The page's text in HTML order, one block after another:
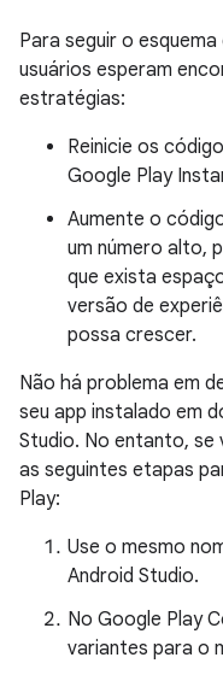
Para seguir o
usuários esperam
estratégias:
Reinicie os
Google Play
Aumente o
um número alto,
que exista
versão de
possa crescer.
Não há problema em
seu app instalado em
Studio. No entanto, se
as seguintes etapas
Play:
Use o mesmo
Android Studio.
No Google Play
variantes para o